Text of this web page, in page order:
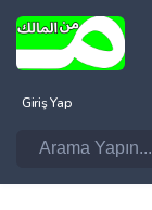
Giriş Yap